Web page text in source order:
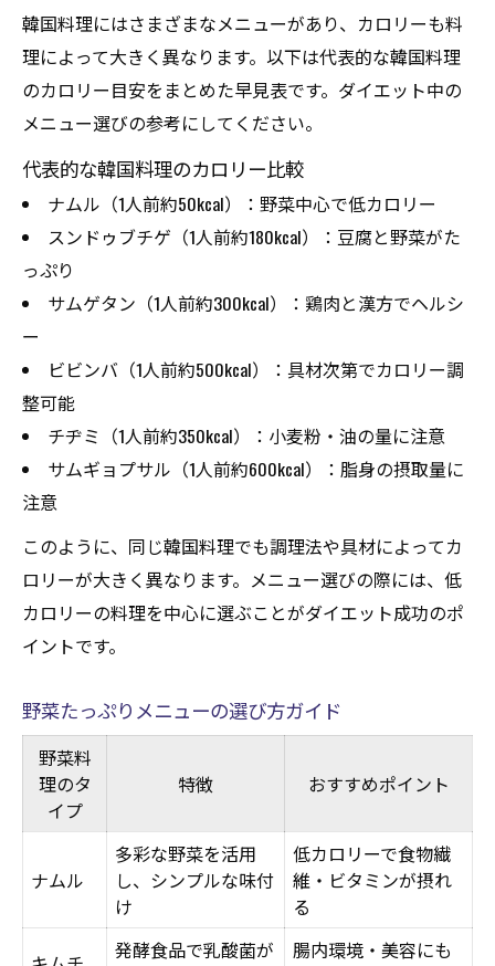
韓国料理にはさまざまなメニューがあり、カロリーも料
理によって大きく異なります。以下は代表的な韓国料理
のカロリー目安をまとめた早見表です。ダイエット中の
メニュー選びの参考にしてください。
代表的な韓国料理のカロリー比較
ナムル（1人前約50kcal）：野菜中心で低カロリー
スンドゥブチゲ（1人前約180kcal）：豆腐と野菜がた
っぷり
サムゲタン（1人前約300kcal）：鶏肉と漢方でヘルシ
ー
ビビンバ（1人前約500kcal）：具材次第でカロリー調
整可能
チヂミ（1人前約350kcal）：小麦粉・油の量に注意
サムギョプサル（1人前約600kcal）：脂身の摂取量に
注意
このように、同じ韓国料理でも調理法や具材によってカ
ロリーが大きく異なります。メニュー選びの際には、低
カロリーの料理を中心に選ぶことがダイエット成功のポ
イントです。
野菜たっぷりメニューの選び方ガイド
野菜料
理のタ
イプ
特徴 おすすめポイント
ナムル
多彩な野菜を活用
し、シンプルな味付
け
低カロリーで食物繊
維・ビタミンが摂れ
る
発酵食品で乳酸菌が
腸内環境・美容にも